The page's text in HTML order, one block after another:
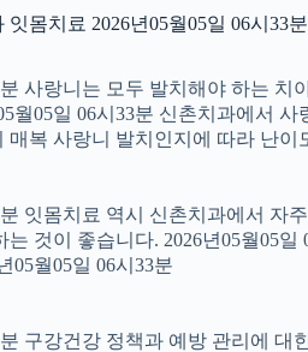
몸치료 2026년05월05일 06시33분
분 사랑니는 모두 발치해야 하는
월05일 06시33분 신촌치과에서
매복 사랑니 발치인지에 따라 난
분 잇몸치료 역시 신촌치과에서 자
는 것이 좋습니다. 2026년05월05
05월05일 06시33분
분 구강건강 정책과 예방 관리에 대